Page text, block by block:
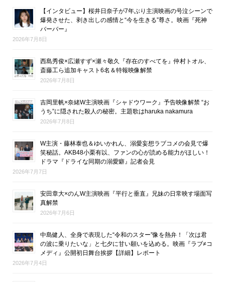
【インタビュー】桜井日奈子が7年ぶり主演映画の号泣シーンで
爆発させた、剥き出しの感情と“今を生きる”尊さ。映画『死神
バーバー』
2026年7月8日
西島秀俊×広瀬すず×瀬々敬久『存在のすべてを』仲村トオル、
斎藤工ら追加キャスト6名＆特報映像解禁
2026年7月8日
吉岡里帆×奈緒W主演映画『シャドウワーク』予告映像解禁 “お
うち”に隠された殺人の秘密。主題歌はharuka nakamura
2026年7月8日
W主演・藤林泰也＆ゆいかれん、溺愛妄想ラブコメの会見で爆
笑秘話。AKB48小栗有以、ファンの心が読める能力がほしい！
ドラマ『ドライな同期の溺愛癖』記者会見
2026年7月7日
安田章大×のんW主演映画『平行と垂直』兄妹の日常映す場面写
真解禁
2026年7月6日
中島健人、全身で表現した“令和のスター”像を熱弁！「次は君
の波に乗りたいな」と七夕に甘い願いを込める。映画『ラブ≠コ
メディ』公開初日舞台挨拶【詳細】レポート
2026年7月4日